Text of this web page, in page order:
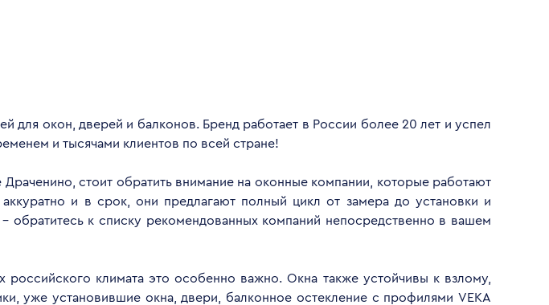
для окон, дверей и балконов. Бренд работает в России более 20 лет и успел
и тысячами клиентов по всей стране!
стоит обратить внимание на оконные компании, которые работают
и в срок, они предлагают полный цикл от замера до установки и
к списку рекомендованных компаний непосредственно в вашем
климата это особенно важно. Окна также устойчивы к взлому,
уже установившие окна, двери, балконное остекление с профилями VEKA